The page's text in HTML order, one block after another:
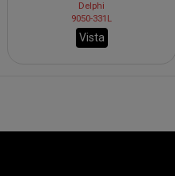
Delphi
9050-331L
Vista